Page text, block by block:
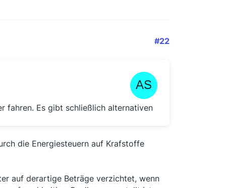
#22
fahren. Es gibt schließlich alternativen
die Energiesteuern auf Krafstoffe
auf derartige Beträge verzichtet, wenn